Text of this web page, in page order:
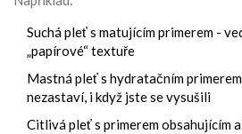
Suchá pleť s matujícím primerem -
„papírové“ textuře
Mastná pleť s hydratačním
nezastaví, i když jste se vysušili
Citlivá pleť s primerem obsahujícím